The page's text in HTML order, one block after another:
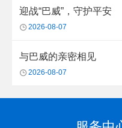
迎战“巴威”，守护平安
2026-08-07
与巴威的亲密相见
2026-08-07